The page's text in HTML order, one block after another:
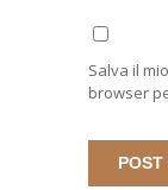
Salva il
browser